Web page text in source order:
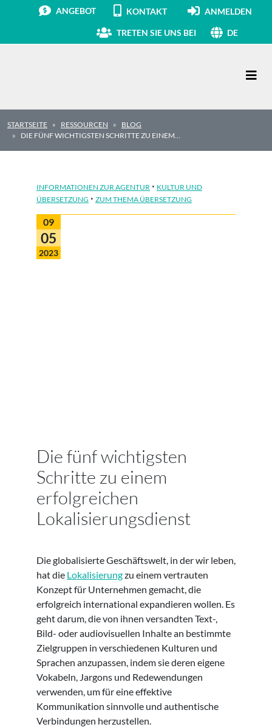
ANGEBOT KONTAKT ANMELDEN
TRETEN SIE UNS BEI DE
STARTSEITE RESSOURCEN
BLOG
DIE FÜNF WICHTIGSTEN SCHRITTE ZU EINEM…
INFORMATIONEN ZUR AGENTUR · KULTUR UND
ÜBERSETZUNG · ZUM THEMA ÜBERSETZUNG
09
05
2023
Die fünf wichtigsten
Schritte zu einem
erfolgreichen
Lokalisierungsdienst
Die globalisierte Geschäftswelt, in der wir leben,
hat die Lokalisierungzu einem vertrauten
Konzept für Unternehmen gemacht, die
erfolgreich international expandieren wollen. Es
geht darum, die von ihnen versandten Text-,
Bild- oder audiovisuellen Inhalte an bestimmte
Zielgruppen in verschiedenen Kulturen und
Sprachen anzupassen, indem sie deren eigene
Vokabeln, Jargons und Redewendungen
verwenden, um für eine effektive
Kommunikation sinnvolle und authentische
Verbindungen herzustellen.